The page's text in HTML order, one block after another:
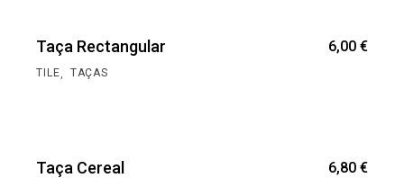
Taça Rectangular 6,00 €
TILE, TAÇAS
Taça Cereal 6,80 €